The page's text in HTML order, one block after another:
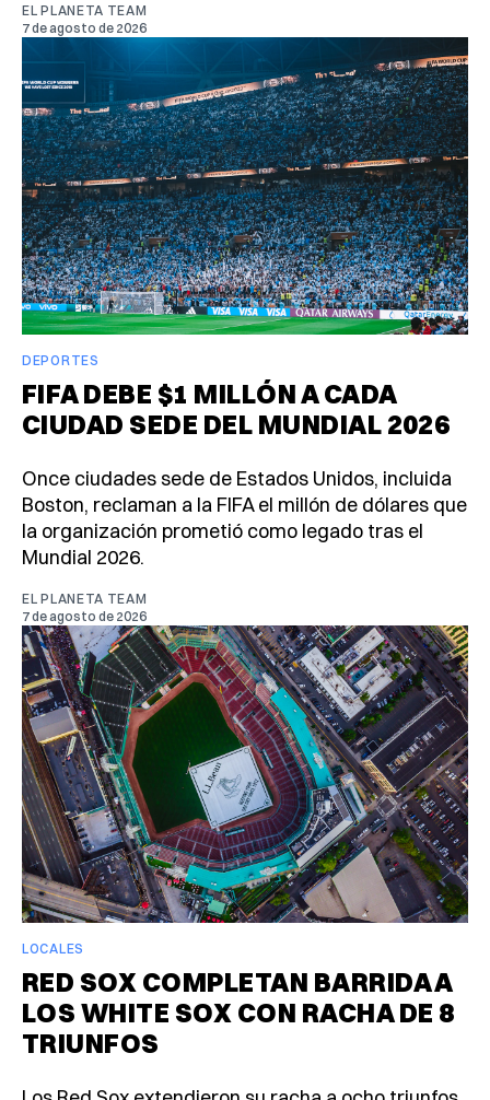
EL PLANETA TEAM
7 de agosto de 2026
DEPORTES
FIFA DEBE $1 MILLÓN A CADA
CIUDAD SEDE DEL MUNDIAL 2026
Once ciudades sede de Estados Unidos, incluida
Boston, reclaman a la FIFA el millón de dólares que
la organización prometió como legado tras el
Mundial 2026.
EL PLANETA TEAM
7 de agosto de 2026
LOCALES
RED SOX COMPLETAN BARRIDA A
LOS WHITE SOX CON RACHA DE 8
TRIUNFOS